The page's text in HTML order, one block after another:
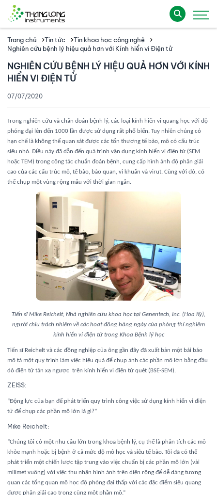
Trang chủ Tin tức
Tin khoa học công nghệ
Nghiên cứu bệnh lý hiệu quả hơn với Kính hiển vi Điện tử
NGHIÊN CỨU BỆNH LÝ HIỆU QUẢ HƠN VỚI KÍNH
HIỂN VI ĐIỆN TỬ
07/07/2020
Trong nghiên cứu và chẩn đoán bệnh lý, các loại kính hiển vi quang học với độ
phóng đại lên đến 1000 lần được sử dụng rất phổ biến. Tuy nhiên chúng có
hạn chế là không thể quan sát được các tổn thương tế bào, mô có cấu trúc
siêu nhỏ. Điều này đã dẫn đến quá trình vận dụng kính hiển vi điện tử (SEM
hoặc TEM) trong công tác chuẩn đoán bệnh, cung cấp hình ảnh độ phân giải
cao của các cấu trúc mô, tế bào, bào quan, vi khuẩn và virut. Cùng với đó, có
thể chụp một vùng rộng mẫu với thời gian ngắn.
Tiến sĩ Mike Reichelt, Nhà nghiên cứu khoa học tại Genentech, Inc. (Hoa Kỳ),
người chịu trách nhiệm về các hoạt động hàng ngày của phòng thí nghiệm
kính hiển vi điện tử trong Khoa Bệnh lý học
Tiến sĩ Reichelt và các đồng nghiệp của ông gần đây đã xuất bản một bài báo
mô tả một quy trình làm việc hiệu quả để chụp ảnh các phần mô lớn bằng đầu
dò điện tử tán xạ ngược trên kính hiển vi điện tử quét (BSE-SEM).
ZEISS:
“Động lực của bạn để phát triển quy trình công việc sử dụng kính hiển vi điện
tử để chụp các phần mô lớn là gì?”
Mike Reichelt:
“Chúng tôi có một nhu cầu lớn trong khoa bệnh lý, cụ thể là phân tích các mô
khỏe mạnh hoặc bị bệnh ở cả mức độ mô học và siêu tế bào. Tôi đã có thể
phát triển một chiến lược tập trung vào việc chuẩn bị các phần mô lớn (vài
milimet vuông) với việc thu nhận hình ảnh trên diện rộng để dễ dàng tương
quan các tổng quan mô học độ phóng đại thấp với các đặc điểm siêu quang
được phân giải cao trong cùng một phần mô.”